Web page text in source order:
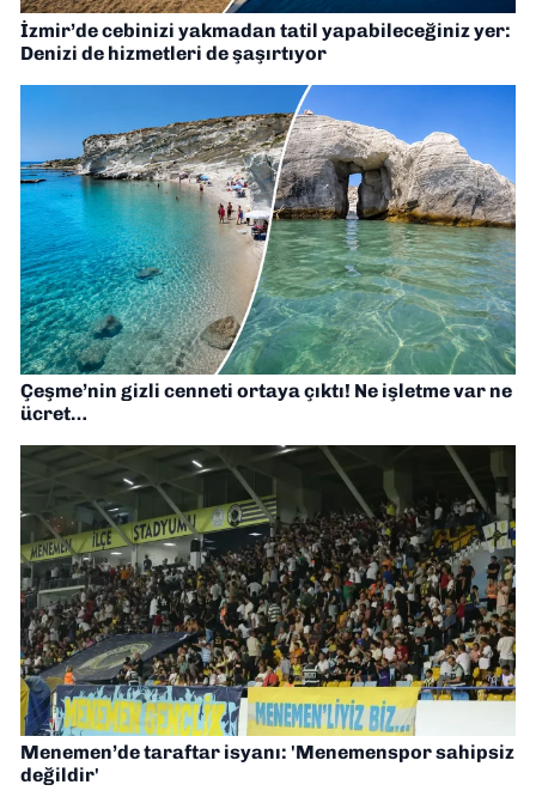
İzmir’de cebinizi yakmadan tatil yapabileceğiniz yer:
Denizi de hizmetleri de şaşırtıyor
Çeşme’nin gizli cenneti ortaya çıktı! Ne işletme var ne
ücret…
Menemen’de taraftar isyanı: 'Menemenspor sahipsiz
değildir'